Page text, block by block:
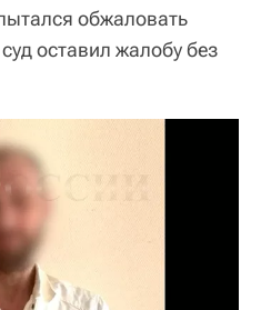
обжаловать
оставил жалобу без